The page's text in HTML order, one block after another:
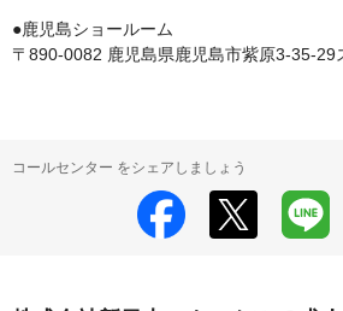
●鹿児島ショールーム
コールセンター をシェアしましょう